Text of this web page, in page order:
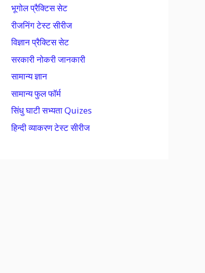
भूगोल प्रैक्टिस सेट
रीजनिंग टेस्ट सीरीज
विज्ञान प्रैक्टिस सेट
सरकारी नोकरी जानकारी
सामान्य ज्ञान
सामान्य फुल फॉर्म
सिंधु घाटी सभ्यता Quizes
हिन्दी व्याकरण टेस्ट सीरीज